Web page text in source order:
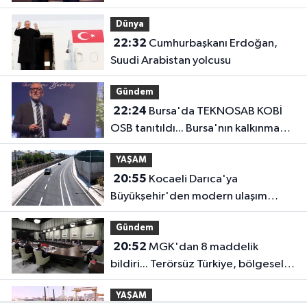
anlayışla planlıyoruz
Dünya
22:32
Suudi Arabistan yolcusu
Gündem
22:24
OSB tanıtıldı... Bursa'nın kalkınma
yolculuğunda yeni dönem
YAŞAM
20:55
Büyükşehir'den modern ulaşım
yatırımı
Gündem
20:52
bildiri... Terörsüz Türkiye, bölgesel
güvenlik ve Gazze mesajı
YAŞAM